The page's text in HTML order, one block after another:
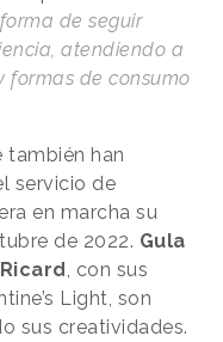
de seguir
atendiendo a
formas de consumo
también han
servicio de
en marcha su
de 2022. Gula
, con sus
Light, son
sus creatividades.